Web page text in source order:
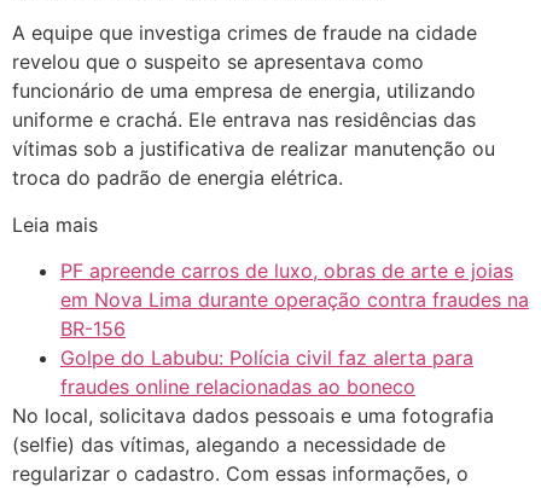
A equipe que investiga crimes de fraude na cidade
revelou que o suspeito se apresentava como
funcionário de uma empresa de energia, utilizando
uniforme e crachá. Ele entrava nas residências das
vítimas sob a justificativa de realizar manutenção ou
troca do padrão de energia elétrica.
Leia mais
PF apreende carros de luxo, obras de arte e joias
em Nova Lima durante operação contra fraudes na
BR-156
Golpe do Labubu: Polícia civil faz alerta para
fraudes online relacionadas ao boneco
No local, solicitava dados pessoais e uma fotografia
(selfie) das vítimas, alegando a necessidade de
regularizar o cadastro. Com essas informações, o